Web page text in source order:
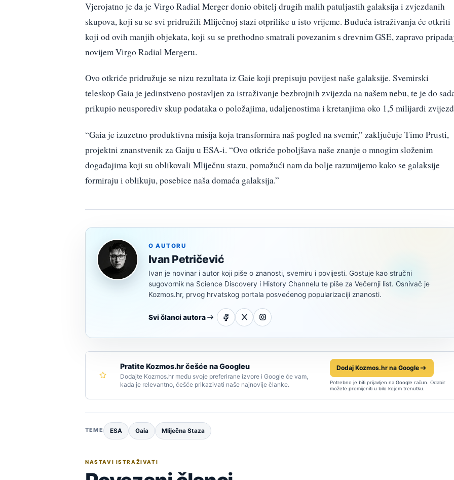
Vjerojatno je da je Virgo Radial Merger donio obitelj drugih malih patuljastih galaksija i zvjezdanih
skupova, koji su se svi pridružili Mliječnoj stazi otprilike u isto vrijeme. Buduća istraživanja će otkriti
koji od ovih manjih objekata, koji su se prethodno smatrali povezanim s drevnim GSE, zapravo
novijem Virgo Radial Mergeru.
Ovo otkriće pridružuje se nizu rezultata iz Gaie koji prepisuju povijest naše galaksije. Svemirski
teleskop Gaia je jedinstveno postavljen za istraživanje bezbrojnih zvijezda na našem nebu, te je do
prikupio neusporediv skup podataka o položajima, udaljenostima i kretanjima oko 1,5 milijardi
“Gaia je izuzetno produktivna misija koja transformira naš pogled na svemir,” zaključuje Timo Prusti,
projektni znanstvenik za Gaiju u ESA-i. “Ovo otkriće poboljšava naše znanje o mnogim složenim
događajima koji su oblikovali Mliječnu stazu, pomažući nam da bolje razumijemo kako se galaksije
formiraju i oblikuju, posebice naša domaća galaksija.”
O AUTORU
Ivan Petričević
Ivan je novinar i autor koji piše o znanosti, svemiru i povijesti. Gostuje kao stručni
sugovornik na Science Discovery i History Channelu te piše za Večernji list. Osnivač je
Kozmos.hr, prvog hrvatskog portala posvećenog popularizaciji znanosti.
Svi članci autora
Pratite Kozmos.hr češće na Googleu
Dodajte Kozmos.hr među svoje preferirane izvore i Google će vam,
kada je relevantno, češće prikazivati naše najnovije članke.
Dodaj Kozmos.hr na Google
Potrebno je biti prijavljen na Google račun. Odabir
možete promijeniti u bilo kojem trenutku.
TEME ESA Gaia Mliječna Staza
NASTAVI ISTRAŽIVATI